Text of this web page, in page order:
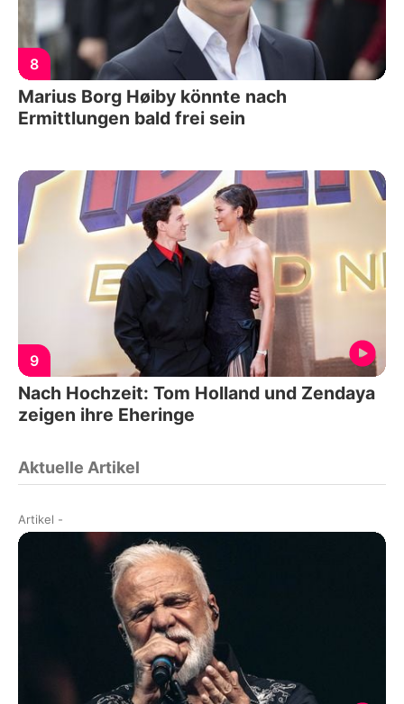
8
Marius Borg Høiby könnte nach
Ermittlungen bald frei sein
9
Nach Hochzeit: Tom Holland und Zendaya
zeigen ihre Eheringe
Aktuelle Artikel
Artikel -